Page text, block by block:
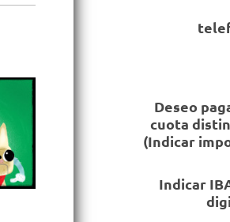
Deseo
cuota
(Indicar
Indicar